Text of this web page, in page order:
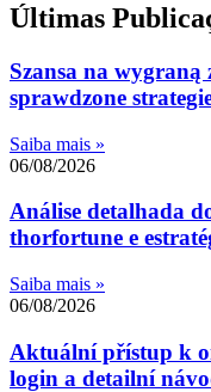
Últimas
Szansa na
sprawdzone
Saiba mais »
06/08/2026
Análise detalhada
thorfortune e
Saiba mais »
06/08/2026
Aktuální přístup k
login a detailní